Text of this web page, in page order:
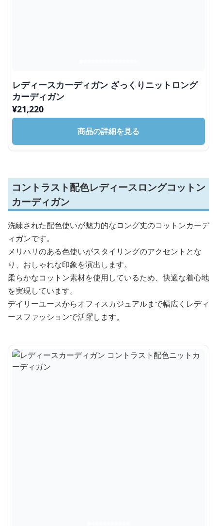
レディースカーディガン ざっくりニットロング
カーディガン
¥21,220
商品の詳細を見る
コントラスト配色レディースロングコットン
カーディガン
洗練された配色使いが魅力的なロング丈のコットンカーデ
ィガンです。
メリハリのある色使いがスタイリングのアクセントとな
り、おしゃれな印象を演出します。
柔らかなコットン素材を使用しているため、快適な着心地
を実現しています。
デイリーユースからオフィスカジュアルまで幅広くレディ
ースファッションで活躍します。